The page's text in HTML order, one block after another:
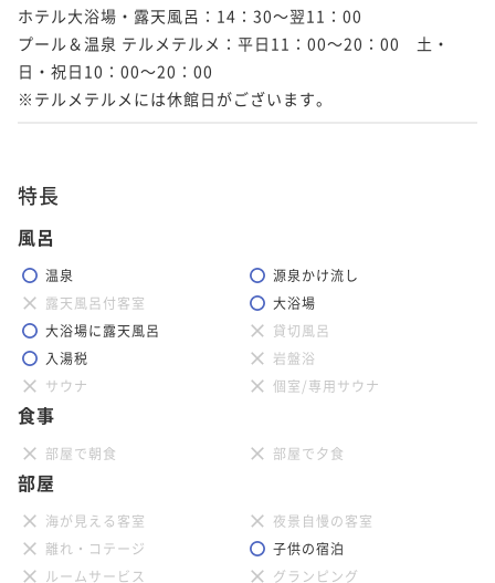
ホテル大浴場・露天風呂：14：30～翌11：00
プール＆温泉 テルメテルメ：平日11：00～20：00　土・
日・祝日10：00～20：00
※テルメテルメには休館日がございます。
特長
風呂
温泉
源泉かけ流し
露天風呂付客室
大浴場
大浴場に露天風呂
貸切風呂
入湯税
岩盤浴
サウナ
個室/専用サウナ
食事
部屋で朝食 部屋で夕食
部屋
海が見える客室
夜景自慢の客室
離れ・コテージ
子供の宿泊
ルームサービス
グランピング